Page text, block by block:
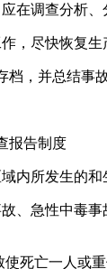
在调查分析
，尽快恢复生
档，并总结事故
报告制度
内所发生的
、急性中毒
死亡一人或